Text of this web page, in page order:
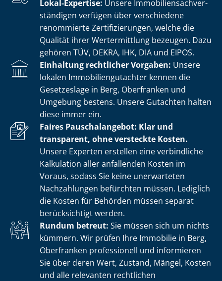
Lokal-Expertise: Unsere Im­mo­bi­li­en­sach­ver­
stän­di­gen verfügen über verschiedene
renommierte Zer­ti­fi­zie­run­gen, welche die
Qualität ihrer Wertermittlung bezeugen. Dazu
gehören TÜV, DEKRA, IHK, DIA und EIPOS.
Einhaltung rechtlicher Vorgaben: Unsere
lokalen Im­mo­bi­li­en­gut­ach­ter kennen die
Gesetzeslage in Berg, Oberfranken und
Umgebung bestens. Unsere Gutachten halten
diese immer ein.
Faires Pauschalangebot: Klar und
transparent, ohne versteckte Kosten.
Unsere Experten erstellen eine verbindliche
Kalkulation aller anfallenden Kosten im
Voraus, sodass Sie keine unerwarteten
Nachzahlungen befürchten müssen. Lediglich
die Kosten für Behörden müssen separat
berücksichtigt werden.
Rundum betreut: Sie müssen sich um nichts
kümmern. Wir prüfen Ihre Immobilie in Berg,
Oberfranken professionell und informieren
Sie über deren Wert, Zustand, Mängel, Kosten
und alle relevanten rechtlichen